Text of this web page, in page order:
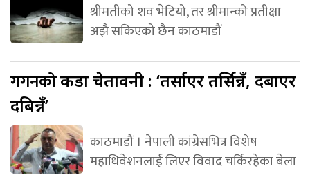
श्रीमतीको शव भेटियो, तर श्रीमान्को प्रतीक्षा
अझै सकिएको छैन काठमाडौं
गगनकोकडा चेतावनी : ‘तर्साएर तर्सिन्नँ, दबाएर
दबिन्नँ’
काठमाडौं । नेपाली कांग्रेसभित्र विशेष
महाधिवेशनलाई लिएर विवाद चर्किरहेका बेला